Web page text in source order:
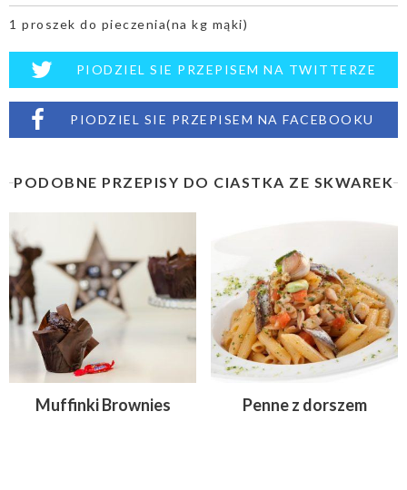
1 proszek do pieczenia(na kg mąki)
PIODZIEL SIE PRZEPISEM NA TWITTERZE
PIODZIEL SIE PRZEPISEM NA FACEBOOKU
PODOBNE PRZEPISY DO CIASTKA ZE SKWAREK
Muffinki Brownies Penne z dorszem